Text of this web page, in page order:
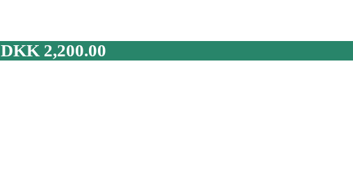
DKK2,200.00